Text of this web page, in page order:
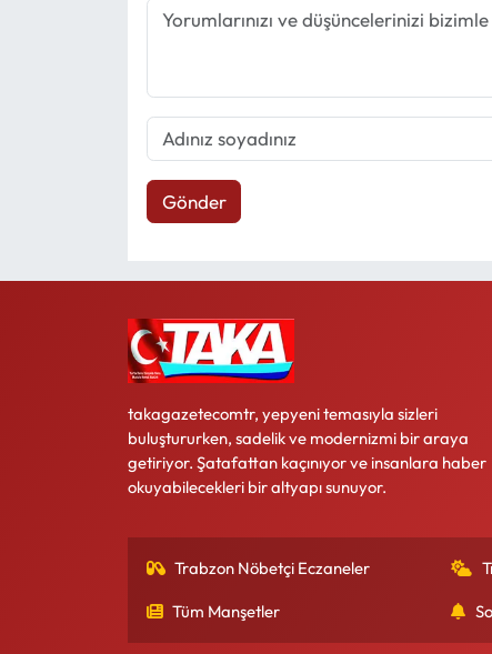
Gönder
takagazetecomtr, yepyeni temasıyla sizleri
buluştururken, sadelik ve modernizmi bir araya
getiriyor. Şatafattan kaçınıyor ve insanlara haber
okuyabilecekleri bir altyapı sunuyor.
Trabzon Nöbetçi Eczaneler
Tüm Manşetler